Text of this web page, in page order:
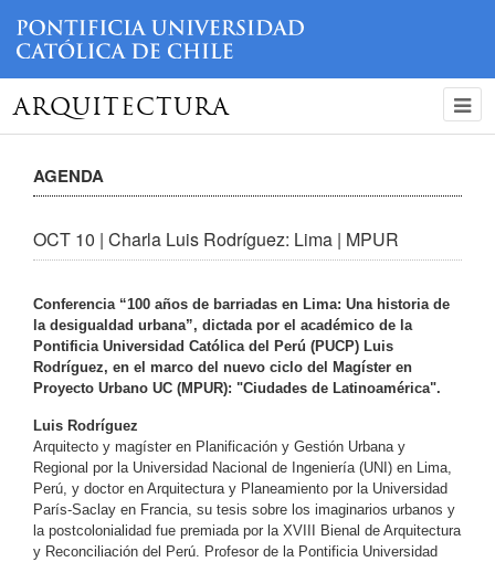
ARQUITECTURA
AGENDA
OCT 10 | Charla Luis Rodríguez: Lima | MPUR
Conferencia “100 años de barriadas en Lima: Una historia de
la desigualdad urbana”, dictada por el académico de la
Pontificia Universidad Católica del Perú (PUCP) Luis
Rodríguez, en el marco del nuevo ciclo del Magíster en
Proyecto Urbano UC (MPUR): "Ciudades de Latinoamérica".
Luis Rodríguez
Arquitecto y magíster en Planificación y Gestión Urbana y
Regional por la Universidad Nacional de Ingeniería (UNI) en Lima,
Perú, y doctor en Arquitectura y Planeamiento por la Universidad
París-Saclay en Francia, su tesis sobre los imaginarios urbanos y
la postcolonialidad fue premiada por la XVIII Bienal de Arquitectura
y Reconciliación del Perú. Profesor de la Pontificia Universidad